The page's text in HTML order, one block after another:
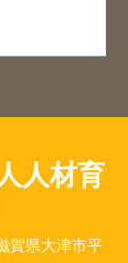
人材育
賀県大津市平